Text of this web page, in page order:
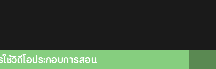
ใช้วิดีโอประกอบการสอน